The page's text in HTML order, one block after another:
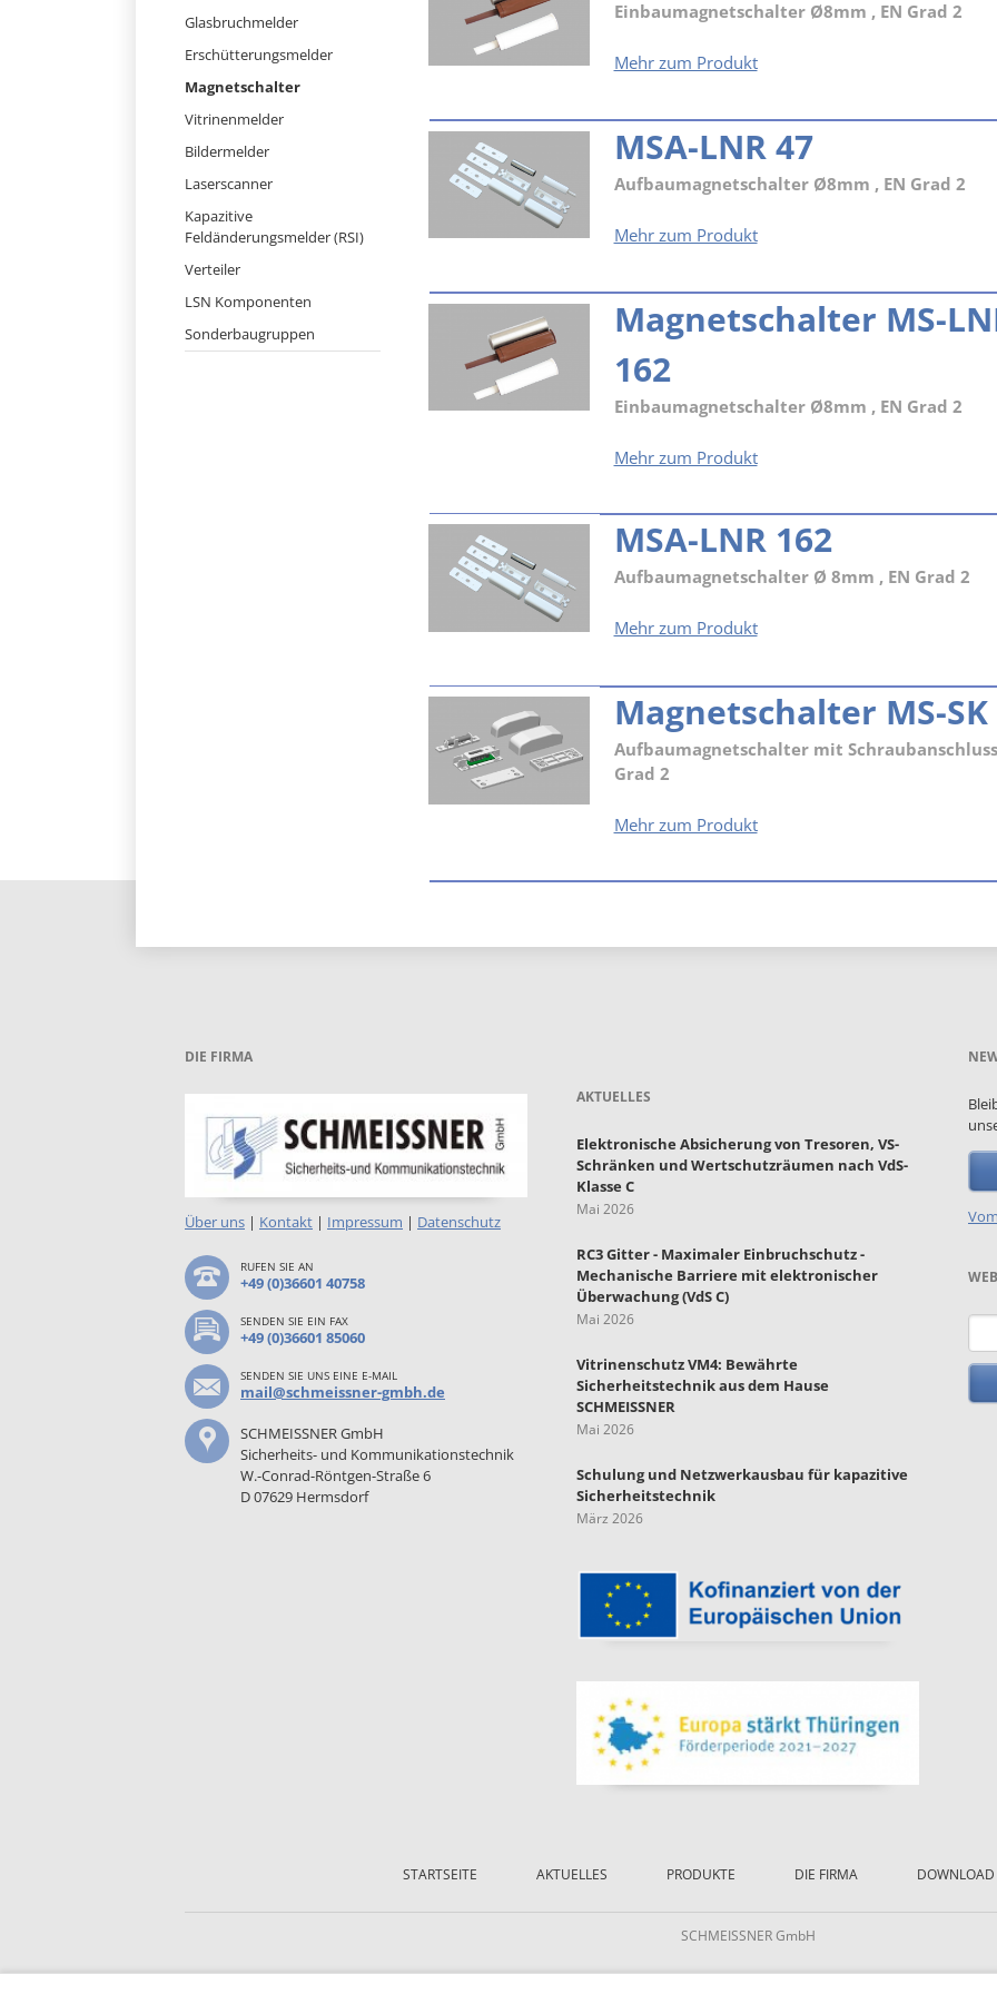
Navigation
Glasbruchmelder
Erschütterungsmelder
Magnetschalter
Vitrinenmelder
Bildermelder
Laserscanner
Kapazitive
Feldänderungsmelder (RSI)
Verteiler
LSN Komponenten
Sonderbaugruppen
Einbaumagnetschalter Ø8mm , EN Grad 2
Mehr zum ProduktMagnetschalter
47
MSA-LNR 47
Aufbaumagnetschalter Ø8mm , EN Grad 2
Mehr zum ProduktMSA-
Magnetschalter MS-
162
Einbaumagnetschalter Ø8mm , EN Grad 2
Mehr zum ProduktMagnetschalter
162
MSA-LNR 162
Aufbaumagnetschalter Ø 8mm , EN Grad 2
Mehr zum ProduktMSA-
Magnetschalter MS-SK
Aufbaumagnetschalter mit
Grad 2
Mehr zum ProduktMagnetschalter
DIE FIRMA
Über uns | Kontakt | Impressum | Datenschutz
RUFEN SIE AN
+49 (0)36601 40758
SENDEN SIE EIN FAX
+49 (0)36601 85060
SENDEN SIE UNS EINE E-MAIL
mail@schmeissner-gmbh.de
SCHMEISSNER GmbH
Sicherheits- und Kommunikationstechnik
W.-Conrad-Röntgen-Straße 6
D 07629 Hermsdorf
AKTUELLES
Elektronische Absicherung von Tresoren, VS-
Schränken und Wertschutzräumen nach VdS-
Klasse C
Mai 2026
RC3 Gitter - Maximaler Einbruchschutz -
Mechanische Barriere mit elektronischer
Überwachung (VdS C)
Mai 2026
Vitrinenschutz VM4: Bewährte
Sicherheitstechnik aus dem Hause
SCHMEISSNER
Mai 2026
Schulung und Netzwerkausbau für kapazitive
Sicherheitstechnik
März 2026
STARTSEITE AKTUELLES PRODUKTE DIE FIRMA DOWNLOAD
SCHMEISSNER GmbH